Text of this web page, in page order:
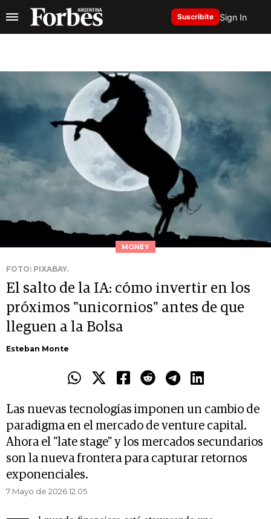
Suscribite Sign In
MONEY
FOTO: PIXABAY.
El salto de la IA: cómo invertir en los
próximos "unicornios" antes de que
lleguen a la Bolsa
Esteban Monte
Las nuevas tecnologías imponen un cambio de
paradigma en el mercado de venture capital.
Ahora el "late stage" y los mercados secundarios
son la nueva frontera para capturar retornos
exponenciales.
7 Mayo de 2026 12.05